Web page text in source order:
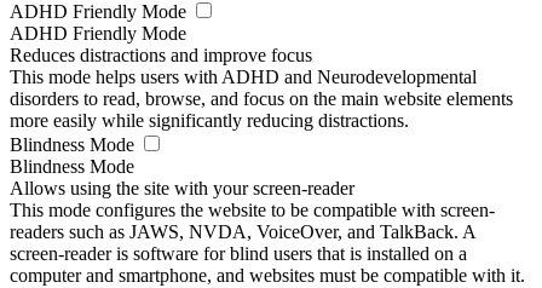
ADHD Friendly Mode
ADHD Friendly Mode
Reduces distractions and improve focus
This mode helps users with ADHD and Neurodevelopmental
disorders to read, browse, and focus on the main website elements
more easily while significantly reducing distractions.
Blindness Mode
Blindness Mode
Allows using the site with your screen-reader
This mode configures the website to be compatible with screen-
readers such as JAWS, NVDA, VoiceOver, and TalkBack. A
screen-reader is software for blind users that is installed on a
computer and smartphone, and websites must be compatible with it.